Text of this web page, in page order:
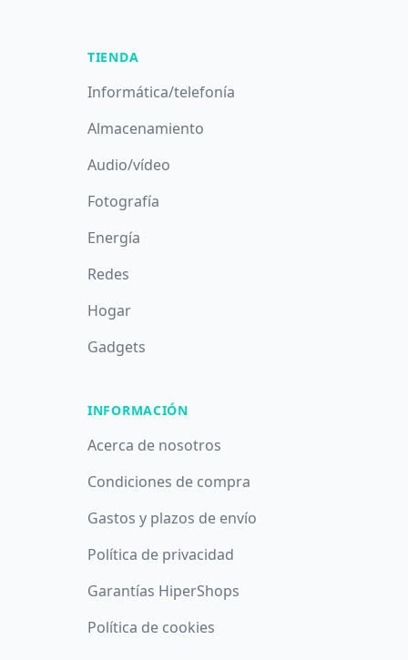
TIENDA
Informática/telefonía
Almacenamiento
Audio/vídeo
Fotografía
Energía
Redes
Hogar
Gadgets
INFORMACIÓN
Acerca de nosotros
Condiciones de compra
Gastos y plazos de envío
Política de privacidad
Garantías HiperShops
Política de cookies
Utilizamos cookies propias y de terceros con fines analíticos y
publicitarios. Puede aceptar todas las cookies pulsando el